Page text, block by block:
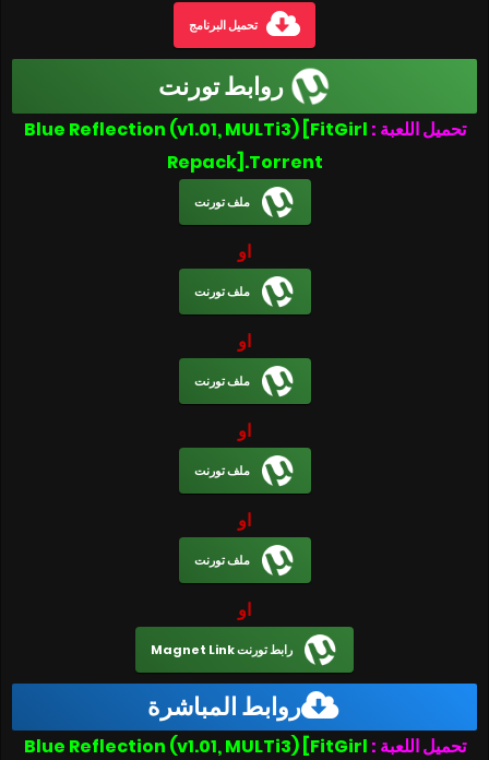
تحميل البرنامج
روابط تورنت
تحميل اللعبة : Blue Reflection (v1.01, MULTi3) [FitGirl
Repack].Torrent
ملف تورنت
او
ملف تورنت
او
ملف تورنت
او
ملف تورنت
او
ملف تورنت
او
رابط تورنت Magnet Link
روابط المباشرة
تحميل اللعبة : Blue Reflection (v1.01, MULTi3) [FitGirl